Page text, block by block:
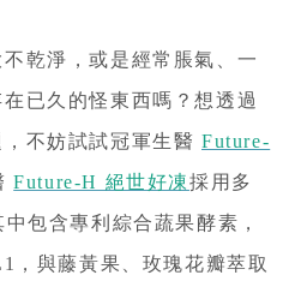
乾淨，或是經常脹氣、一
已久的怪東西嗎？想透過
，不妨試試冠軍生醫Future-
Future-H 絕世好凍採用多
包含專利綜合蔬果酵素，
，與藤黃果、玫瑰花瓣萃取